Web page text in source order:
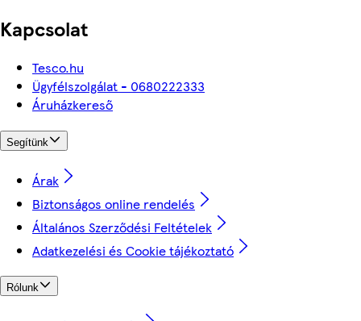
Kapcsolat
Tesco.hu
Ügyfélszolgálat - 0680222333
Áruházkereső
Segítünk
Árak
Biztonságos online rendelés
Általános Szerződési Feltételek
Adatkezelési és Cookie tájékoztató
Rólunk